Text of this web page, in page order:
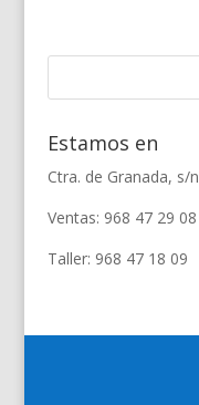
Estamos en
Ctra. de Granada, s/n
Ventas: 968 47 29 08
Taller: 968 47 18 09